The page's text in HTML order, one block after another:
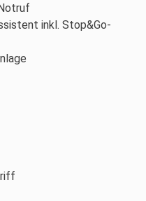
inkl. Stop&Go-